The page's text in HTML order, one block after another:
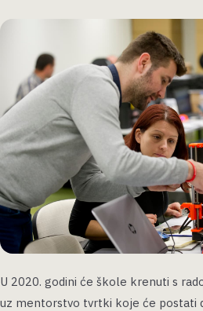
U 2020. godini će škole krenuti s
uz mentorstvo tvrtki koje će postati